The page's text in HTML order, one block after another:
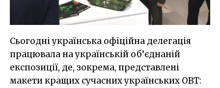
Сьогодні українська офіційна делегація
працювала на українській об’єднаній
експозиції, де, зокрема, представлені
макети кращих сучасних українських ОВТ: